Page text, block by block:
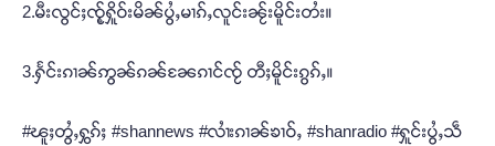
2.မီးလွင်ႈၸႂ့်ႁိူဝ်းမိၼ်ပွႆႇမၢၵ်ႇလူင်းၼႂ်းမိူင်းတႆး။
3.ႁႅင်းၵၢၼ်ဢွၼ်ၵၼ်ၼႄၵၢင်ၸႂ် တီႈမိူင်းၵွၵ်ႇ။
#ၽူႈတွႆႇႁွၵ်ႈ #shannews #လၢႆးၵၢၼ်ၶၢဝ်ႇ #shanradio #ႁူင်းပွႆႇသဵ